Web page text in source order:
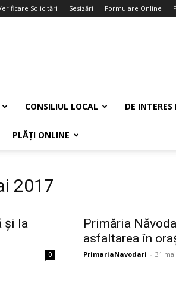
Solicitări Sesizări Formulare Online
CONSILIUL LOCAL DE INTERES
PLĂȚI ONLINE
2017
și la
0
Primăria
asfaltarea în
PrimariaNavodari - 31